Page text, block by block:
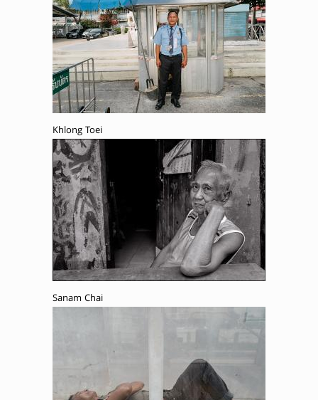
Khlong Toei
Sanam Chai